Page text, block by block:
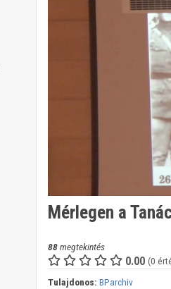
Mérlegen a
88megtekintés
0.00 (0
Tulajdonos: BParchiv